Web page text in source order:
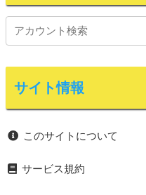
サイト情報
このサイトについて
サービス規約